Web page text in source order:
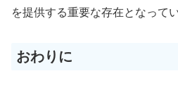
を提供する重要な存在となってい
おわりに